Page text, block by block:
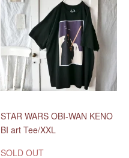
STAR WARS OBI-WAN KENO
BI art Tee/XXL
SOLD OUT